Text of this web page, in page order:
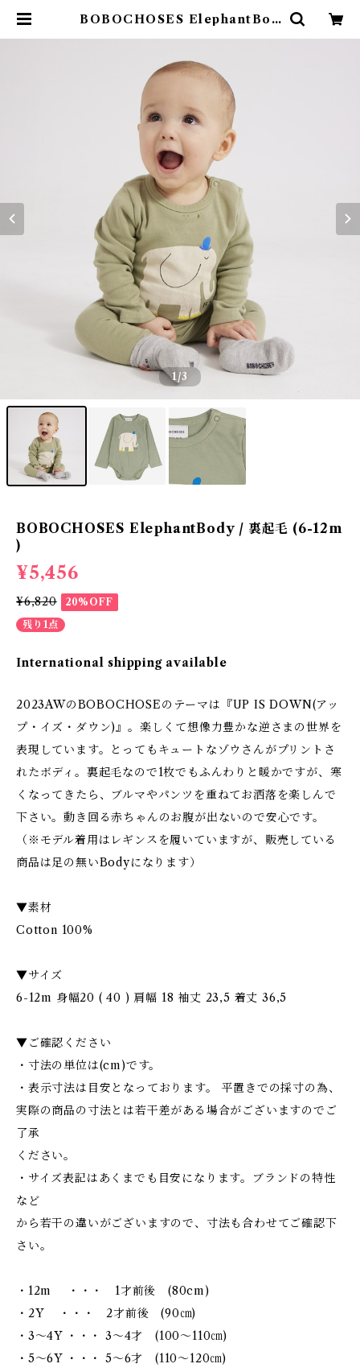
BOBOCHOSES ElephantBod
1/3
BOBOCHOSES ElephantBody / 裏起毛 (6-12m
)
¥5,456
¥6,820
20%OFF
残り1点
International shipping available
2023AWのBOBOCHOSEのテーマは『UP IS DOWN(アッ
プ・イズ・ダウン)』。楽しくて想像力豊かな逆さまの世界を
表現しています。とってもキュートなゾウさんがプリントさ
れたボディ。裏起毛なので1枚でもふんわりと暖かですが、寒
くなってきたら、ブルマやパンツを重ねてお洒落を楽しんで
下さい。動き回る赤ちゃんのお腹が出ないので安心です。
（※モデル着用はレギンスを履いていますが、販売している
商品は足の無いBodyになります）
▼素材
Cotton 100%
▼サイズ
6-12m 身幅20 ( 40 ) 肩幅 18 袖丈 23,5 着丈 36,5
▼ご確認ください
・寸法の単位は(cm)です。
・表示寸法は目安となっております。 平置きでの採寸の為、
実際の商品の寸法とは若干差がある場合がございますのでご
了承
ください。
・サイズ表記はあくまでも目安になります。ブランドの特性
など
から若干の違いがございますので、寸法も合わせてご確認下
さい。
・12m ・・・ 1才前後 (80cm)
・2Y ・・・ 2才前後 (90㎝)
・3～4Y ・・・ 3～4才 (100～110㎝)
・5～6Y ・・・ 5～6才 (110～120㎝)